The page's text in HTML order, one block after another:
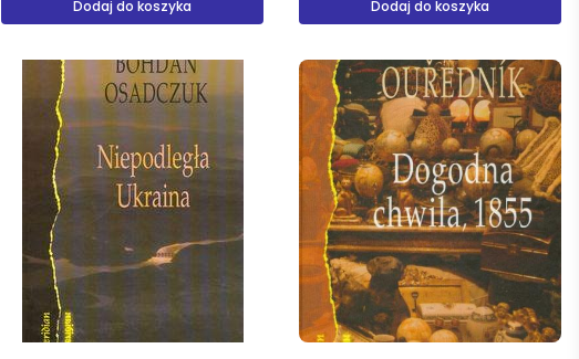
Dodaj do koszyka Dodaj do koszyka